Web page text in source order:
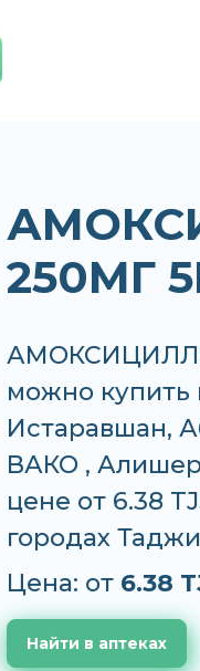
250МГ
можно купить
Истаравшан,
ВАКО ,
цене от 6.38
городах
Цена: от 6.38
Найти в аптеках